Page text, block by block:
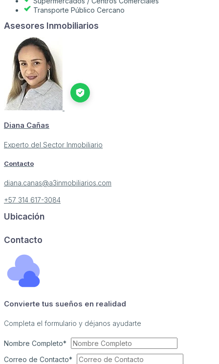
Transporte Público Cercano
Asesores Inmobiliarios
Diana Cañas
Experto del Sector Inmobiliario
Contacto
diana.canas@a3inmobiliarios.com
+57 314 617-3084
Ubicación
Contacto
Convierte tus sueños en realidad
Completa el formulario y déjanos ayudarte
Nombre Completo*
Correo de Contacto*